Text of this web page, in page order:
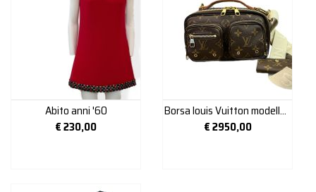
Abito anni '60
€230,00
Borsa louis Vuitton modello “crouise’UTILITY”
€2950,00